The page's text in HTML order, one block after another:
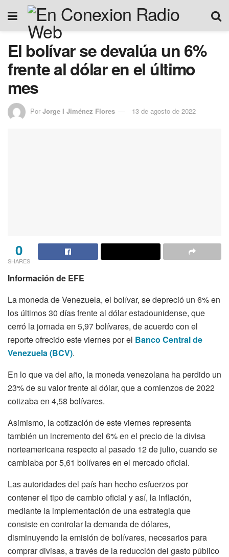
El bolívar se devalúa un 6%
frente al dólar en el último
mes
Por Jorge I Jiménez Flores 13 de agosto de 2022
0
SHARES
Información de EFE
La moneda de Venezuela, el bolívar, se depreció un 6% en
los últimos 30 días frente al dólar estadounidense, que
cerró la jornada en 5,97 bolívares, de acuerdo con el
reporte ofrecido este viernes por el Banco Central de
Venezuela (BCV).
En lo que va del año, la moneda venezolana ha perdido un
23% de su valor frente al dólar, que a comienzos de 2022
cotizaba en 4,58 bolívares.
Asimismo, la cotización de este viernes representa
también un incremento del 6% en el precio de la divisa
norteamericana respecto al pasado 12 de julio, cuando se
cambiaba por 5,61 bolívares en el mercado oficial.
Las autoridades del país han hecho esfuerzos por
contener el tipo de cambio oficial y así, la inflación,
mediante la implementación de una estrategia que
consiste en controlar la demanda de dólares,
disminuyendo la emisión de bolívares, necesarios para
comprar divisas, a través de la reducción del gasto público